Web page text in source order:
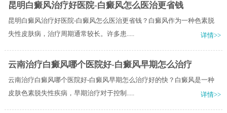
昆明白癜风治疗好医院-白癜风怎么医治更省钱
昆明白癜风治疗好医院-白癜风怎么医治更省钱？白癜风作为一种色素脱
失性皮肤病，治疗周期通常较长。许多患.....
详情>>
云南治疗白癜风哪个医院好-白癜风早期怎么治疗
云南治疗白癜风哪个医院好-白癜风早期怎么治疗好的快？白癜风是一种
皮肤色素脱失性疾病，早期治疗对于控制.....
详情>>